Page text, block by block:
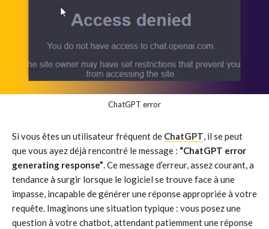
ChatGPT error
Si vous êtes un utilisateur fréquent de ChatGPT , il se peut
que vous ayez déjà rencontré le message : “ChatGPT error
generating response” . Ce message d’erreur, assez courant, a
tendance à surgir lorsque le logiciel se trouve face à une
impasse, incapable de générer une réponse appropriée à votre
requête. Imaginons une situation typique : vous posez une
question à votre chatbot, attendant patiemment une réponse